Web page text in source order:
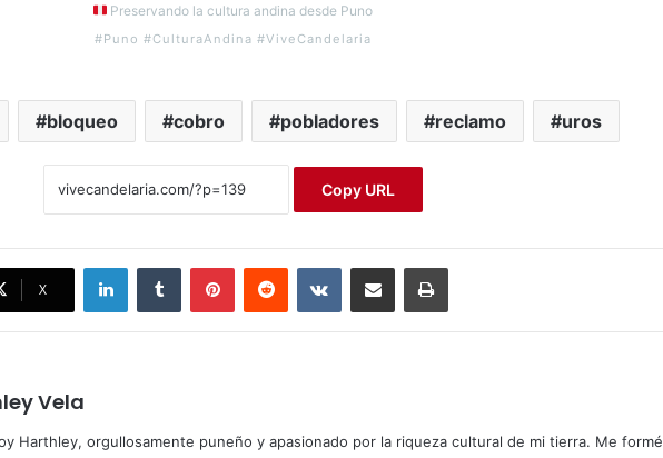
Preservando la cultura andina desde Puno
#Puno #CulturaAndina #ViveCandelaria
bloqueo cobro pobladores reclamo uros
Copy URL
X
Vela
Harthley, orgullosamente puneño y apasionado por la riqueza cultural de mi tierra. Me formé